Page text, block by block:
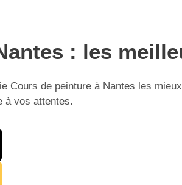
: les
Cours de peinture à Nantes les
à vos attentes.